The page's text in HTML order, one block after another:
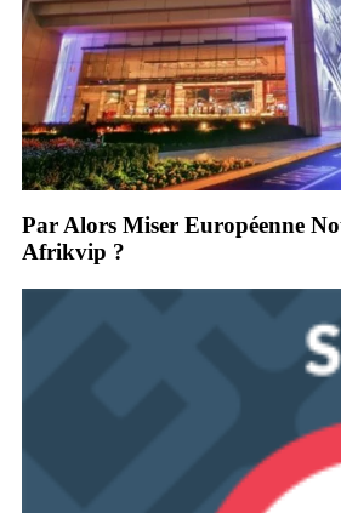
Par Alors Miser Européenne
Afrikvip ?